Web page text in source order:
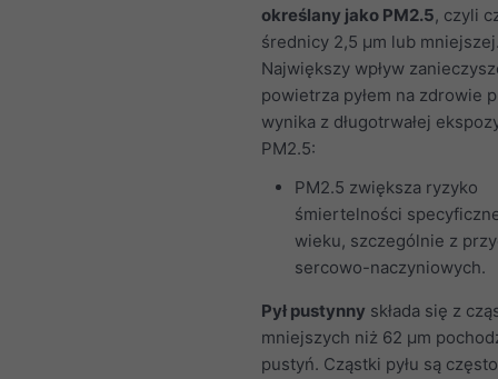
określany jako PM2.5, czyli
średnicy 2,5 μm lub
Największy wpływ
powietrza pyłem na zdrowie
wynika z długotrwałej
PM2.5:
PM2.5 zwiększa ryzyko
śmiertelności
wieku, szczególnie z
sercowo-naczyniowych.
Pył pustynny składa się z
mniejszych niż 62 μm
pustyń. Cząstki pyłu są